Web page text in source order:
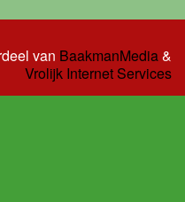
van BaakmanMedia&
Vrolijk Internet Services